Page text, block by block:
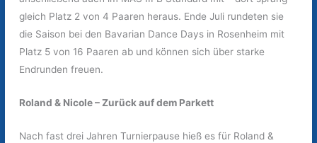
gleich Platz 2 von 4 Paaren heraus. Ende Juli rundeten sie
die Saison bei den Bavarian Dance Days in Rosenheim mit
Platz 5 von 16 Paaren ab und können sich über starke
Endrunden freuen.
Roland & Nicole – Zurück auf dem Parkett
Nach fast drei Jahren Turnierpause hieß es für Roland &